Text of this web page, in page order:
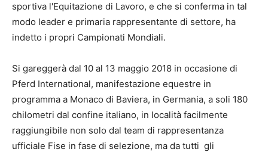
sportiva l'Equitazione di Lavoro, e che si conferma in tal
modo leader e primaria rappresentante di settore, ha
indetto i propri Campionati Mondiali.
Si gareggerà dal 10 al 13 maggio 2018 in occasione di
Pferd International, manifestazione equestre in
programma a Monaco di Baviera, in Germania, a soli 180
chilometri dal confine italiano, in località facilmente
raggiungibile non solo dal team di rappresentanza
ufficiale Fise in fase di selezione, ma da tutti gli